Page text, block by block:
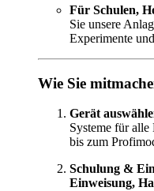
Für Schulen,
Sie unsere
Experimente
Wie Sie
Gerät
Systeme für
bis zum
Schulung &
Einweisung,